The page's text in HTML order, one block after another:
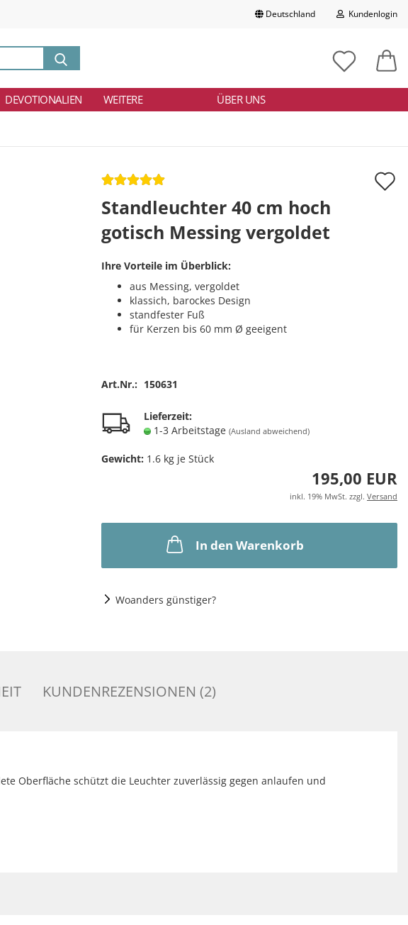
Deutschland Kundenlogin
E-Mail
Konto erstellen
Passwort vergessen?
eingeben
DEVOTIONALIEN ÜBER UNS
WEITERE
Standleuchter 40 cm hoch
gotisch Messing vergoldet
Ihre Vorteile im Überblick:
aus Messing, vergoldet
klassich, barockes Design
standfester Fuß
für Kerzen bis 60 mm Ø geeigent
Art.Nr.: 150631
Lieferzeit:
1-3 Arbeitstage (Ausland abweichend)
Gewicht: 1.6 kg je Stück
195,00 EUR
inkl. 19% MwSt. zzgl. Versand
In den Warenkorb
Woanders günstiger?
KUNDENREZENSIONEN (2)
Oberfläche schützt die Leuchter zuverlässig gegen anlaufen und